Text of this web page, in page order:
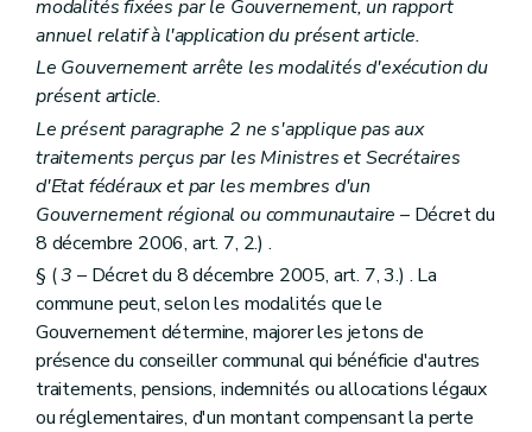
Art. L2112-3
Section 2 Le conseil
Sous-section première
Art. L2112-4
Art. L2112-6
Art. L2112-7
Sous-section 2 Attributions
Art. L2112-8
Section 3 Le collège
Art. L2112-9
Art. L2112-10
Art. L2112-11
Art. L2112-12
Art. L2112-13
Art. L2112-14
Art. L2112-15
Chapitre III Actes des autorités des fédérations et des agglomérations de communes
Art. L2113-1
modalités fixées par le Gouvernement, un rapport
annuel relatif à l'application du présent article.
Le Gouvernement arrête les modalités d'exécution du
présent article.
Le présent paragraphe 2 ne s'applique pas aux
traitements perçus par les Ministres et Secrétaires
d'Etat fédéraux et par les membres d'un
Gouvernement régional ou communautaire – Décret du
8 décembre 2006, art. 7, 2.) .
§ (3 – Décret du 8 décembre 2005, art. 7, 3.) . La
commune peut, selon les modalités que le
Gouvernement détermine, majorer les jetons de
présence du conseiller communal qui bénéficie d'autres
traitements, pensions, indemnités ou allocations légaux
ou réglementaires, d'un montant compensant la perte